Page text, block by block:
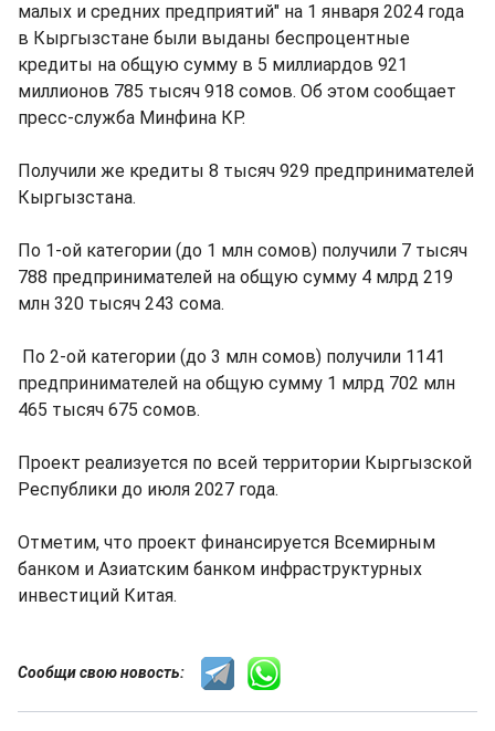
малых и средних предприятий" на 1 января 2024 года
в Кыргызстане были выданы беспроцентные
кредиты на общую сумму в 5 миллиардов 921
миллионов 785 тысяч 918 сомов. Об этом сообщает
пресс-служба Минфина КР.
Получили же кредиты 8 тысяч 929 предпринимателей
Кыргызстана.
По 1-ой категории (до 1 млн сомов) получили 7 тысяч
788 предпринимателей на общую сумму 4 млрд 219
млн 320 тысяч 243 сома.
По 2-ой категории (до 3 млн сомов) получили 1141
предпринимателей на общую сумму 1 млрд 702 млн
465 тысяч 675 сомов.
Проект реализуется по всей территории Кыргызской
Республики до июля 2027 года.
Отметим, что проект финансируется Всемирным
банком и Азиатским банком инфраструктурных
инвестиций Китая.
Сообщи свою новость: